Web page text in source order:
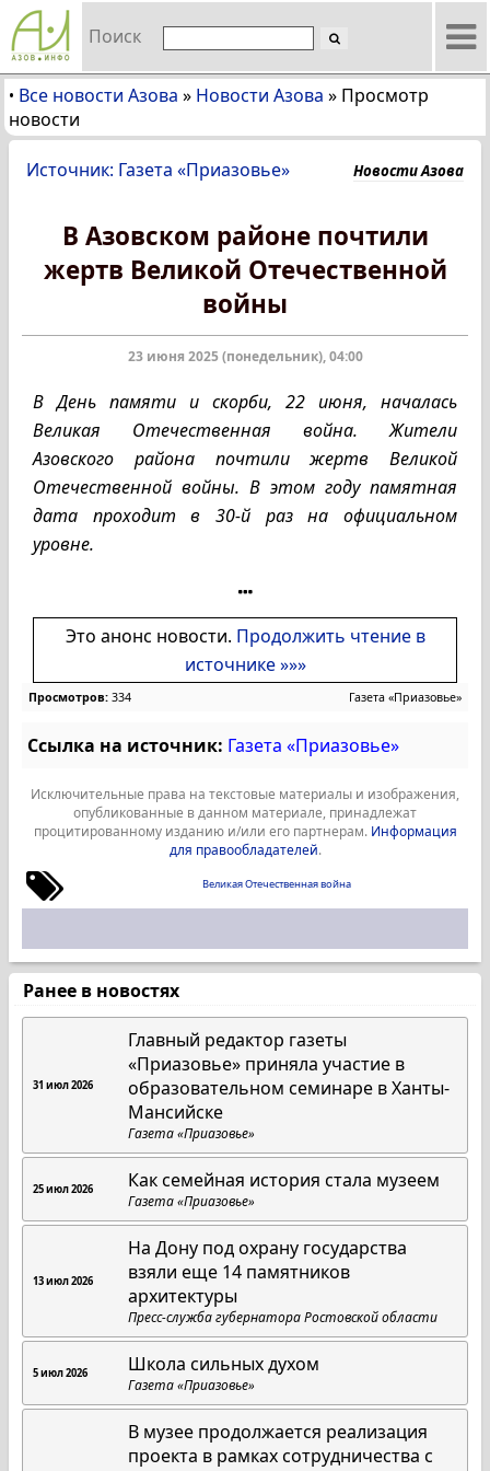
Поиск
• Все новости Азова » Новости Азова » Просмотр
новости
Источник: Газета «Приазовье» Новости Азова
В Азовском районе почтили
жертв Великой Отечественной
войны
23 июня 2025 (понедельник), 04:00
В День памяти и скорби, 22 июня, началась
Великая Отечественная война. Жители
Азовского района почтили жертв Великой
Отечественной войны. В этом году памятная
дата проходит в 30-й раз на официальном
уровне.
Это анонс новости. Продолжить чтение в
источнике »»»
Просмотров: 334 Газета «Приазовье»
Ссылка на источник: Газета «Приазовье»
Исключительные права на текстовые материалы и изображения,
опубликованные в данном материале, принадлежат
процитированному изданию и/или его партнерам. Информация
для правообладателей.
Великая Отечественная война
Ранее в новостях
31 июл 2026
Главный редактор газеты
«Приазовье» приняла участие в
образовательном семинаре в Ханты-
Мансийске
Газета «Приазовье»
25 июл 2026 Как семейная история стала музеем
Газета «Приазовье»
13 июл 2026
На Дону под охрану государства
взяли еще 14 памятников
архитектуры
Пресс-служба губернатора Ростовской области
5 июл 2026 Школа сильных духом
Газета «Приазовье»
В музее продолжается реализация
проекта в рамках сотрудничества с